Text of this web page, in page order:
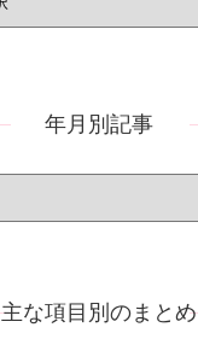
年月別記事
主な項目別のまとめ